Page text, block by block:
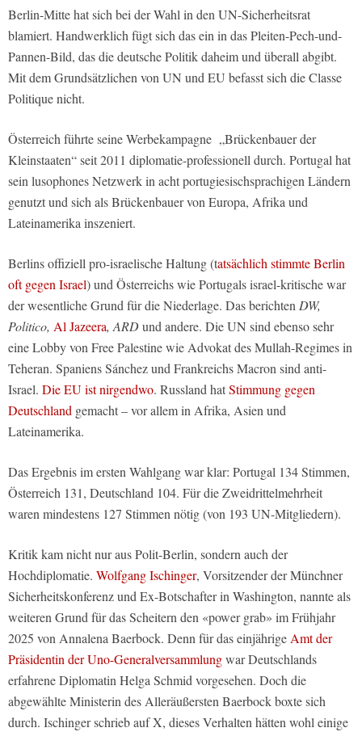
Berlin-Mitte hat sich bei der Wahl in den UN-Sicherheitsrat
blamiert. Handwerklich fügt sich das ein in das Pleiten-Pech-und-
Pannen-Bild, das die deutsche Politik daheim und überall abgibt.
Mit dem Grundsätzlichen von UN und EU befasst sich die Classe
Politique nicht.
Österreich führte seine Werbekampagne „Brückenbauer der
Kleinstaaten“ seit 2011 diplomatie-professionell durch. Portugal hat
sein lusophones Netzwerk in acht portugiesischsprachigen Ländern
genutzt und sich als Brückenbauer von Europa, Afrika und
Lateinamerika inszeniert.
Berlins offiziell pro-israelische Haltung (tatsächlich stimmte Berlin
oft gegen Israel) und Österreichs wie Portugals israel-kritische war
der wesentliche Grund für die Niederlage. Das berichten DW,
Politico, Al Jazeera, ARDund andere. Die UN sind ebenso sehr
eine Lobby von Free Palestine wie Advokat des Mullah-Regimes in
Teheran. Spaniens Sánchez und Frankreichs Macron sind anti-
Israel. Die EU ist nirgendwo. Russland hatStimmung gegen
Deutschland gemacht – vor allem in Afrika, Asien und
Lateinamerika.
Das Ergebnis im ersten Wahlgang war klar: Portugal 134 Stimmen,
Österreich 131, Deutschland 104. Für die Zweidrittelmehrheit
waren mindestens 127 Stimmen nötig (von 193 UN-Mitgliedern).
Kritik kam nicht nur aus Polit-Berlin, sondern auch der
Hochdiplomatie. Wolfgang Ischinger, Vorsitzender der Münchner
Sicherheitskonferenz und Ex-Botschafter in Washington, nannte als
weiteren Grund für das Scheitern den «power grab» im Frühjahr
2025 von Annalena Baerbock. Denn für das einjährige Amt der
Präsidentin der Uno-Generalversammlungwar Deutschlands
erfahrene Diplomatin Helga Schmid vorgesehen. Doch die
abgewählte Ministerin des Alleräußersten Baerbock boxte sich
durch. Ischinger schrieb auf X, dieses Verhalten hätten wohl einige